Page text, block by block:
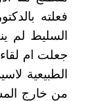
فعلته
السليط لم
جعلت ام
الطبيعية
من خارج